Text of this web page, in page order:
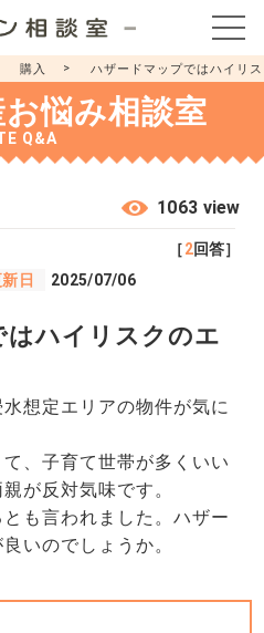
購入 ハザードマップではハイリ
悩み相談室
Q&A
日 2025/07/06
［2回答］
1063 view
ハイリスクのエ
想定エリアの物件が気に
、子育て世帯が多くいい
が反対気味です。
も言われました。ハザー
いのでしょうか。